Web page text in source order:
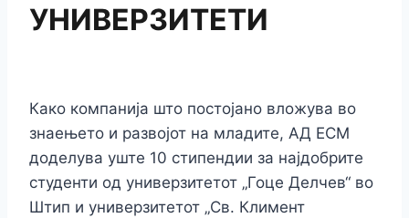
УНИВЕРЗИТЕТИ
Како компанија што постојано вложува во
знаењето и развојот на младите, АД ЕСМ
доделува уште 10 стипендии за најдобрите
студенти од универзитетот „Гоце Делчев“ во
Штип и универзитетот „Св. Климент